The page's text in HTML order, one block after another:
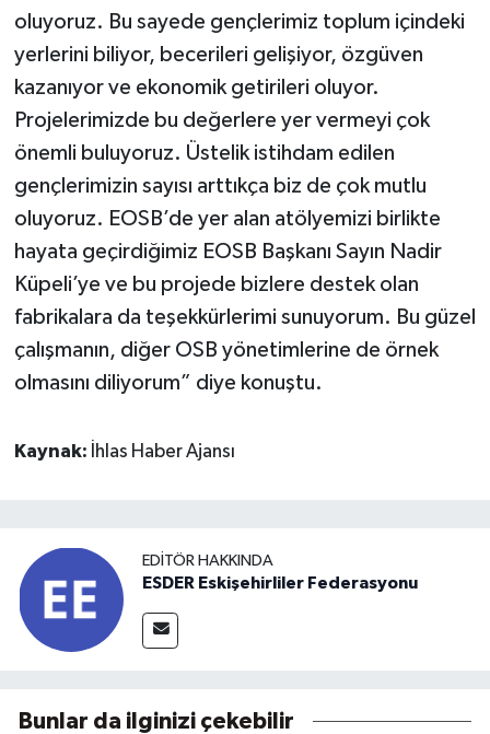
oluyoruz. Bu sayede gençlerimiz toplum içindeki
yerlerini biliyor, becerileri gelişiyor, özgüven
kazanıyor ve ekonomik getirileri oluyor.
Projelerimizde bu değerlere yer vermeyi çok
önemli buluyoruz. Üstelik istihdam edilen
gençlerimizin sayısı arttıkça biz de çok mutlu
oluyoruz. EOSB’de yer alan atölyemizi birlikte
hayata geçirdiğimiz EOSB Başkanı Sayın Nadir
Küpeli’ye ve bu projede bizlere destek olan
fabrikalara da teşekkürlerimi sunuyorum. Bu güzel
çalışmanın, diğer OSB yönetimlerine de örnek
olmasını diliyorum” diye konuştu.
Kaynak: İhlas Haber Ajansı
EDITÖR HAKKINDA
ESDER Eskişehirliler Federasyonu
Bunlar da ilginizi çekebilir